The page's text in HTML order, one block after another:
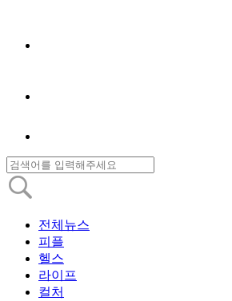
전체뉴스
피플
헬스
라이프
컬처